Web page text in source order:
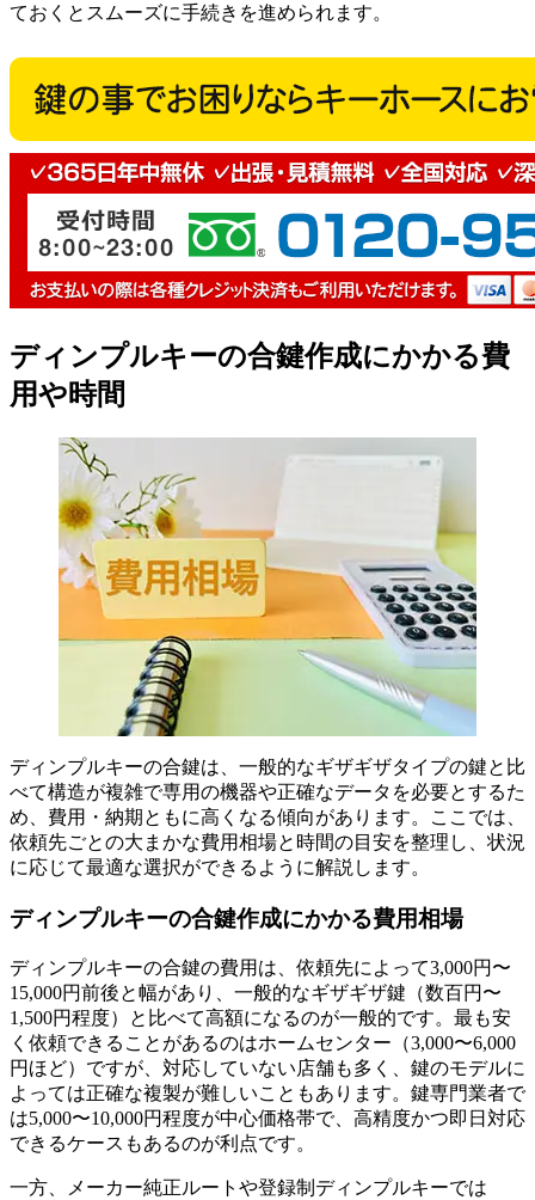
ておくとスムーズに手続きを進められます。
ディンプルキーの合鍵作成にかかる費
用や時間
ディンプルキーの合鍵は、一般的なギザギザタイプの鍵と比
べて構造が複雑で専用の機器や正確なデータを必要とするた
め、費用・納期ともに高くなる傾向があります。ここでは、
依頼先ごとの大まかな費用相場と時間の目安を整理し、状況
に応じて最適な選択ができるように解説します。
ディンプルキーの合鍵作成にかかる費用相場
ディンプルキーの合鍵の費用は、依頼先によって3,000円〜
15,000円前後と幅があり、一般的なギザギザ鍵（数百円〜
1,500円程度）と比べて高額になるのが一般的です。最も安
く依頼できることがあるのはホームセンター（3,000〜6,000
円ほど）ですが、対応していない店舗も多く、鍵のモデルに
よっては正確な複製が難しいこともあります。鍵専門業者で
は5,000〜10,000円程度が中心価格帯で、高精度かつ即日対応
できるケースもあるのが利点です。
一方、メーカー純正ルートや登録制ディンプルキーでは